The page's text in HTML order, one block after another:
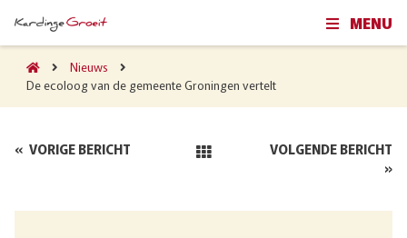
MENU
Nieuws
De ecoloog van de gemeente Groningen vertelt
« VORIGE BERICHT
VOLGENDE BERICHT
»